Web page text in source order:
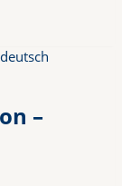
–